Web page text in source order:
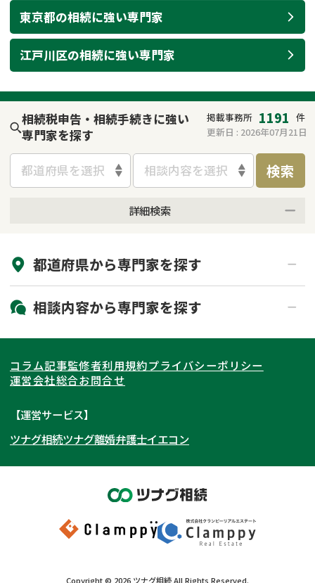
東京都の相続に強い専門家
江戸川区の相続に強い専門家
相続税申告・相続手続きに強い
専門家を探す
掲載事務所 1191 件
更新日 : 2026年07月21日
都道府県を選択 相談内容を選択 検索
詳細検索
初回相談無料
土日祝の相談可能
都道府県から専門家を探す
北海道・東北
北海道 青森県
岩手県 宮城県
秋田県
福島県
関東
東京都 神奈川県
埼玉県
茨城県 群馬県
東海
愛知県
岐阜県 山梨県
関西
大阪府 京都府
奈良県
和歌山県
北陸・甲信越
石川県
富山県
岡山県
九州・沖縄
相談内容から専門家を探す
相続登記
遺産分割
相続手続き
家族信託
成年後見・任意後見
相続財産調査
不動産評価(相続不動産)
相続トラブル
コラム記事監修者利用規約プライバシーポリシー
運営会社総合お問合せ
【運営サービス】
ツナグ相続ツナグ離婚弁護士イエコン
Copyright © 2026 ツナグ相続All Rights Reserved.